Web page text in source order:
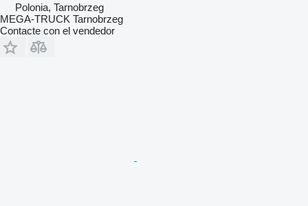
Polonia, Tarnobrzeg
MEGA-TRUCK Tarnobrzeg
Contacte con el vendedor